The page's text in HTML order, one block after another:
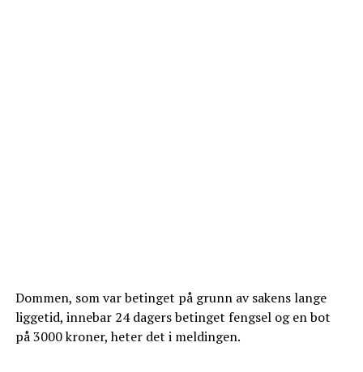
Dommen, som var betinget på grunn av sakens lange
liggetid, innebar 24 dagers betinget fengsel og en bot
på 3000 kroner, heter det i meldingen.